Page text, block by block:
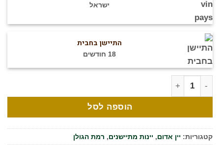
ישראל
התיישן בחבית
18 חודשים
כמות של ירדן קברנה סוביניון - 2010
הוספה לסל
קטגוריות:יין אדום,יינות מתיישנים,רמת הגולן